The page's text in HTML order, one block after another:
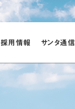
採⽤情報 サンタ通信